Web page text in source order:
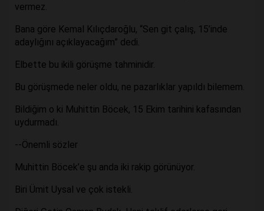
vermez.
Bana göre Kemal Kılıçdaroğlu, “Sen git çalış, 15’inde
adaylığını açıklayacağım” dedi.
Elbette bu ikili görüşme tahminidir.
Bu görüşmede neler oldu, ne pazarlıklar yapıldı bilemem.
Bildiğim o ki Muhittin Böcek, 15 Ekim tarihini kafasından
uydurmadı.
--Önemli sözler
Muhittin Böcek’e şu anda iki rakip görünüyor.
Biri Ümit Uysal ve çok istekli.